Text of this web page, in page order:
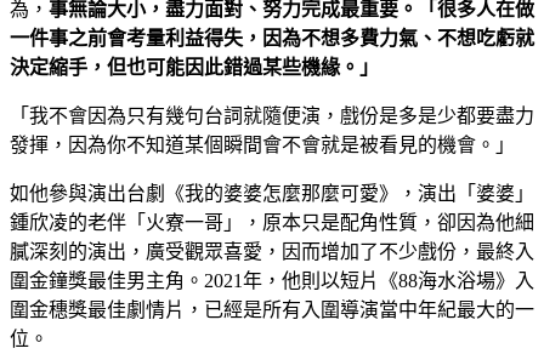
為， 事無論大小，盡力面對、努力完成最重要。「很多人在做
一件事之前會考量利益得失，因為不想多費力氣、不想吃虧就
決定縮手，但也可能因此錯過某些機緣。」
「我不會因為只有幾句台詞就隨便演，戲份是多是少都要盡力
發揮，因為你不知道某個瞬間會不會就是被看見的機會。」
如他參與演出台劇《我的婆婆怎麼那麼可愛》，演出「婆婆」
鍾欣凌的老伴「火寮一哥」，原本只是配角性質，卻因為他細
膩深刻的演出，廣受觀眾喜愛，因而增加了不少戲份，最終入
圍金鐘獎最佳男主角。2021年，他則以短片《88海水浴場》入
圍金穗獎最佳劇情片，已經是所有入圍導演當中年紀最大的一
位。